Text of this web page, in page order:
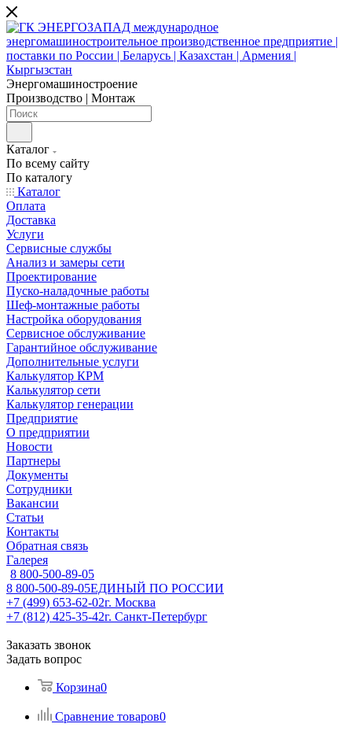
Энергомашиностроение
Производство | Монтаж
Каталог
По всему сайту
По каталогу
Каталог
Оплата
Доставка
Услуги
Сервисные службы
Анализ и замеры сети
Проектирование
Пуско-наладочные работы
Шеф-монтажные работы
Настройка оборудования
Сервисное обслуживание
Гарантийное обслуживание
Дополнительные услуги
Калькулятор КРМ
Калькулятор сети
Калькулятор генерации
Предприятие
О предприятии
Новости
Партнеры
Документы
Сотрудники
Вакансии
Статьи
Контакты
Обратная связь
Галерея
8 800-500-89-05
8 800-500-89-05ЕДИНЫЙ ПО РОССИИ
+7 (499) 653-62-02г. Москва
+7 (812) 425-35-42г. Санкт-Петербург
Заказать звонок
Задать вопрос
Корзина0
Сравнение товаров0